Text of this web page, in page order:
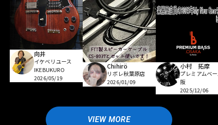
向井
イケベリユース
IKEBUKURO
2026/05/19
Chihirö
リボレ秋葉原店
2026/01/09
小村 拓摩
プレミアムベ
阪
2025/12/06
VIEW MORE